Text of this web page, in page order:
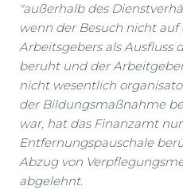
"außerhalb des
wenn der Besuch nicht auf
Arbeitsgebers als Ausfluss
beruht und der
nicht wesentlich
der Bildungsmaßnahme
war, hat das Finanzamt
Entfernungspauschale
Abzug von
abgelehnt.